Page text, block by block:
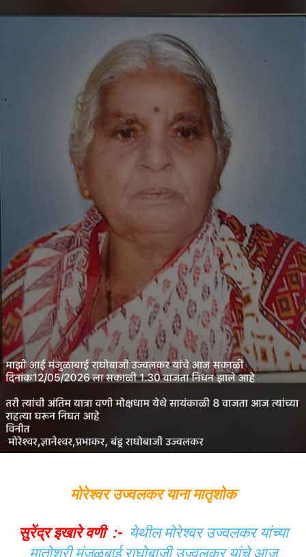
मोरेश्वर उज्वलकर याना मातृशोक
सुरेंद्र इखारे वणी :- येथील मोरेश्वर उज्वलकर यांच्या
मातोश्री मंजुळबाई राघोबाजी उज्वलकर यांचे आज